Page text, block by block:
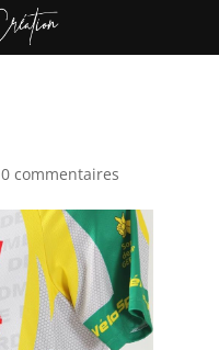
0 commentaires